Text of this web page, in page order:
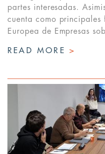
partes interesadas.
cuenta como principales
Europea de Empresas
READ MORE >